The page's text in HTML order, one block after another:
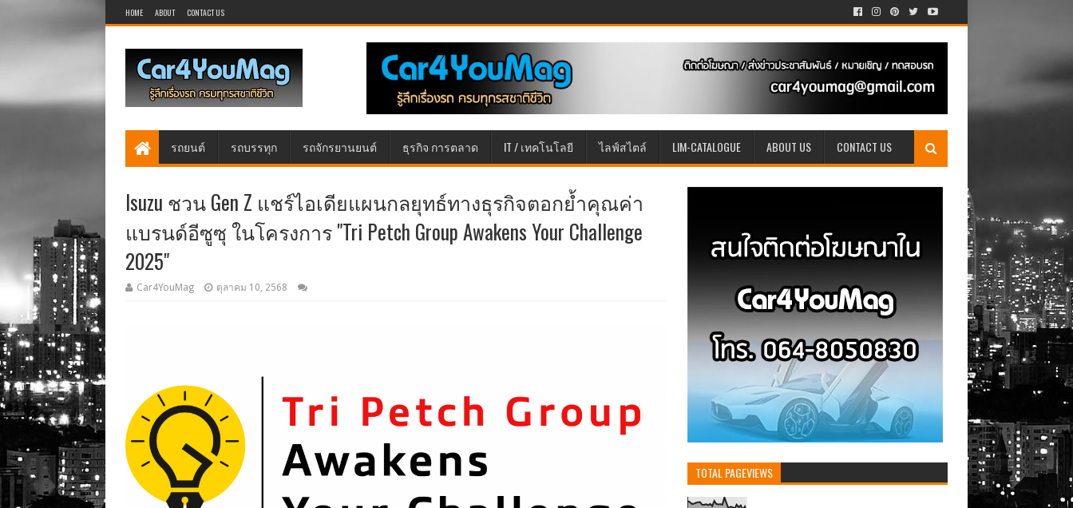
HOME ABOUT CONTACT US
รถยนต์ รถบรรทุก รถจักรยานยนต์ ธุรกิจ การตลาด IT / เทคโนโลยี ไลฟ์สไตล์ LIM-CATALOGUE ABOUT US CONTACT US
Isuzu ชวน Gen Z แชร์ไอเดียแผนกลยุทธ์ทางธุรกิจตอกย้ำคุณค่า
แบรนด์อีซูซุ ในโครงการ "Tri Petch Group Awakens Your Challenge
2025"
Car4YouMag ตุลาคม 10, 2568
TOTAL PAGEVIEWS